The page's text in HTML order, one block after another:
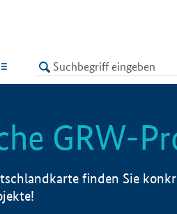
LISTE
GRW-
finden Sie